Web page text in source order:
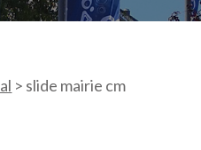
> slide mairie cm